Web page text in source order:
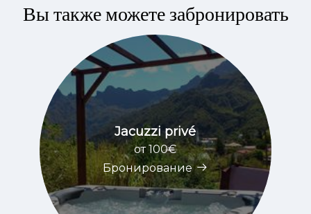
Вы также можете забронировать
Jacuzzi privé
oт 100€
Бронирование